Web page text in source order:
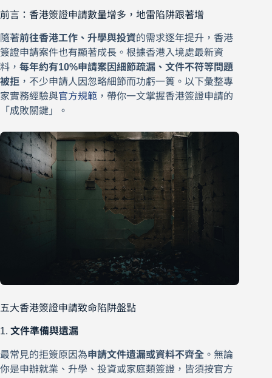
前言：香港簽證申請數量增多，地雷陷阱跟著增
隨著前往香港工作、升學與投資的需求逐年提升，香港
簽證申請案件也有顯著成長。根據香港入境處最新資
料， 每年約有10%申請案因細節疏漏、文件不符等問題
被拒 ，不少申請人因忽略細節而功虧一簣。以下彙整專
家實務經驗與官方規範 ，帶你一文掌握香港簽證申請的
「成敗關鍵」。
五大香港簽證申請致命陷阱盤點
1. 文件準備與遺漏
最常見的拒簽原因為申請文件遺漏或資料不齊全 。無論
你是申辦就業、升學、投資或家庭類簽證，皆須按官方